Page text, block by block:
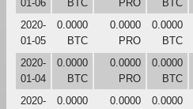
01-06
BTC
PRO
BTC
2020-
01-05
0.0000
BTC
0.0000
PRO
0.0000
BTC
2020-
01-04
0.0000
BTC
0.0000
PRO
0.0000
BTC
2020-
0.0000
0.0000
0.0000